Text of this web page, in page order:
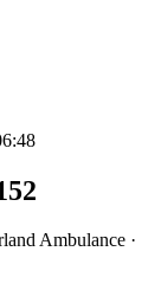
Ambulance ·